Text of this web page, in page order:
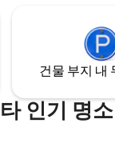
건물 부지 내
인기 명소